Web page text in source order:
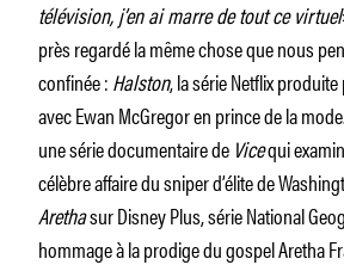
télévision, j’en ai marre de tout ce virtuel
près regardé la même chose que nous
confinée :Halston, la série Netflix
avec Ewan McGregor en prince de la
une série documentaire de Vicequi
célèbre affaire du sniper d’élite de
Arethasur Disney Plus, série National
hommage à la prodige du gospel Aretha